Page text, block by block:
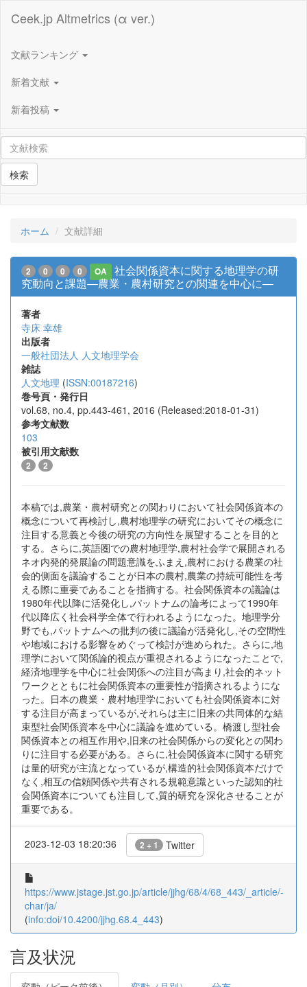
Ceek.jp Altmetrics (α ver.)
文献ランキング
新着文献
新着投稿
検索
ホーム 文献詳細
2 0 0 0 OA
社会関係資本に関する地理学の研
究動向と課題―農業・農村研究との関連を中心に―
著者
寺床 幸雄
出版者
一般社団法人 人文地理学会
雑誌
人文地理 (ISSN:00187216)
巻号頁・発行日
vol.68, no.4, pp.443-461, 2016 (Released:2018-01-31)
参考文献数
103
被引用文献数
2 2
本稿では,農業・農村研究との関わりにおいて社会関係資本の
概念について再検討し,農村地理学の研究においてその概念に
注目する意義と今後の研究の方向性を展望することを目的と
する。さらに,英語圏での農村地理学,農村社会学で展開される
ネオ内発的発展論の問題意識をふまえ,農村における農業の社
会的側面を議論することが日本の農村,農業の持続可能性を考
える際に重要であることを指摘する。社会関係資本の議論は
1980年代以降に活発化し,パットナムの論考によって1990年
代以降広く社会科学全体で行われるようになった。地理学分
野でも,パットナムへの批判の後に議論が活発化し,その空間性
や地域における影響をめぐって検討が進められた。さらに,地
理学において関係論的視点が重視されるようになったことで,
経済地理学を中心に社会関係への注目が高まり,社会的ネット
ワークとともに社会関係資本の重要性が指摘されるようにな
った。日本の農業・農村地理学においても社会関係資本に対
する注目が高まっているが,それらは主に旧来の共同体的な結
束型社会関係資本を中心に議論を進めている。橋渡し型社会
関係資本との相互作用や,旧来の社会関係からの変化との関わ
りに注目する必要がある。さらに,社会関係資本に関する研究
は量的研究が主流となっているが,構造的社会関係資本だけで
なく,相互の信頼関係や共有される規範意識といった認知的社
会関係資本についても注目して,質的研究を深化させることが
重要である。
2023-12-03 18:20:36 2 + 1 Twitter
https://www.jstage.jst.go.jp/article/jjhg/68/4/68_443/_article/-
char/ja/
(info:doi/10.4200/jjhg.68.4_443)
言及状況